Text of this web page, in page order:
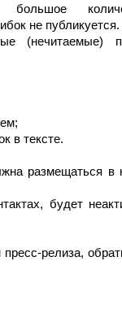
большое
не публикуется.
(нечитаемые)
в тексте.
размещаться в
будет
релиза,